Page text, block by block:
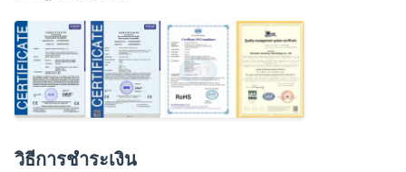
วิธีการชำระเงิน